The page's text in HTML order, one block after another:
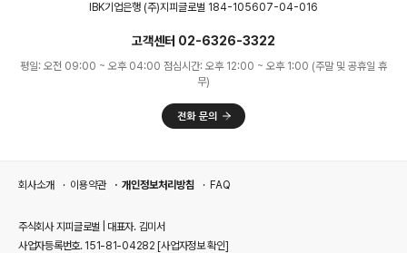
IBK기업은행 (주)지피글로벌 184-105607-04-016
고객센터 02-6326-3322
평일: 오전 09:00 ~ 오후 04:00 점심시간: 오후 12:00 ~ 오후 1:00 (주말 및 공휴일 휴
무)
회사소개 이용약관 개인정보처리방침 FAQ
주식회사 지피글로벌 | 대표자. 김미서
사업자등록번호. 151-81-04282 [사업자정보 확인]